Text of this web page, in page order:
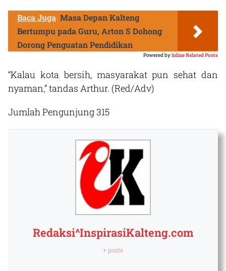
Baca Juga Masa Depan Kalteng
Bertumpu pada Guru, Arton S Dohong
Dorong Penguatan Pendidikan
Powered byInline Related Posts
“Kalau kota bersih, masyarakat pun sehat dan
nyaman,” tandas Arthur. (Red/Adv)
Jumlah Pengunjung315
Redaksi^InspirasiKalteng.com
+ posts